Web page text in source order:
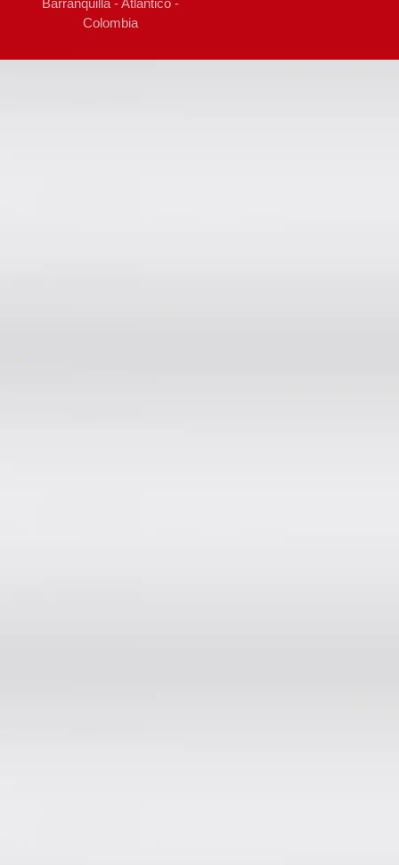
Barranquilla - Atlántico -
Colombia